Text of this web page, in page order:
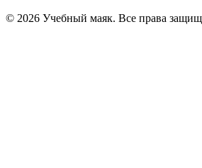
© 2026 Учебный маяк. Все права